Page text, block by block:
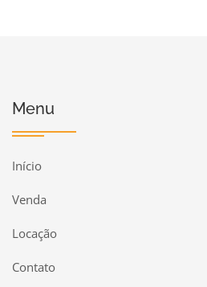
Menu
Início
Venda
Locação
Contato